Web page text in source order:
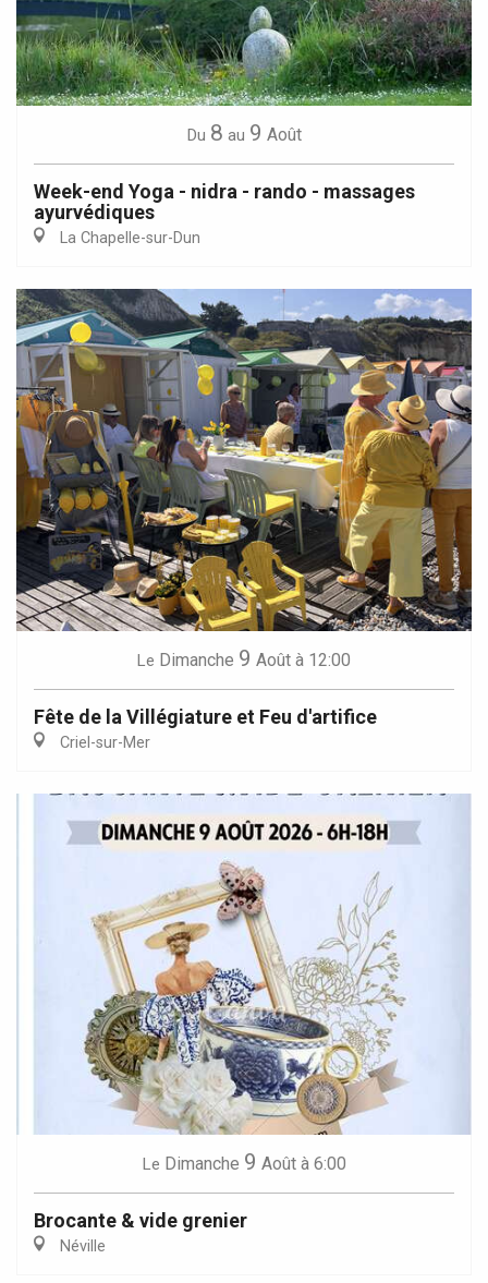
Du 8 au 9 Août
Week-end Yoga - nidra - rando - massages
ayurvédiques
La Chapelle-sur-Dun
Le Dimanche 9 Août à 12:00
Fête de la Villégiature et Feu d'artifice
Criel-sur-Mer
Le Dimanche 9 Août à 6:00
Brocante & vide grenier
Néville